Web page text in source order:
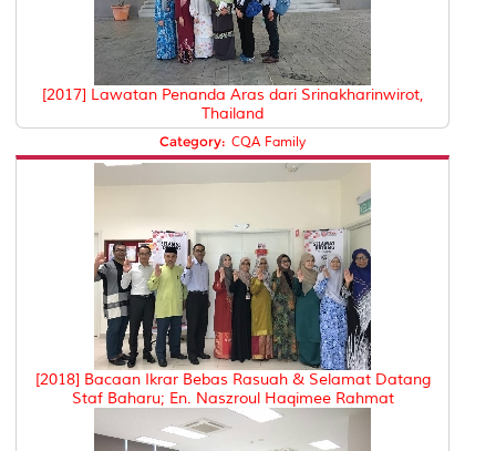
[2017] Lawatan Penanda Aras dari Srinakharinwirot,
Thailand
Category: CQA Family
[2018] Bacaan Ikrar Bebas Rasuah & Selamat Datang
Staf Baharu; En. Naszroul Haqimee Rahmat